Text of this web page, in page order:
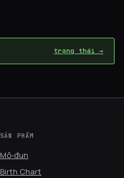
trạng thái →
SẢN PHẨM
Mô-đun
Birth Chart